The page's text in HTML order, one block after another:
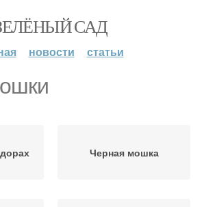
САД
новости статьи
Черная мошка